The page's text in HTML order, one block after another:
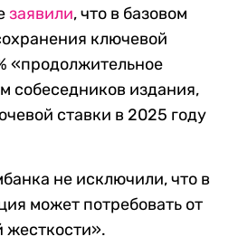
заявили, что в базовом
ключевой
«продолжительное
собеседников издания,
ставки в 2025 году
не исключили, что в
может потребовать от
жесткости».